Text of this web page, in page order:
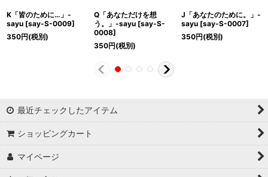
K「皆のために…」-
sayu [say-S-0009]
350円(税別)
Q「あなただけを想
う。」-sayu [say-S-
0008]
350円(税別)
J「あなたのために。」-
sayu [say-S-0007]
350円(税別)
最近チェックしたアイテム
ショッピングカート
マイページ